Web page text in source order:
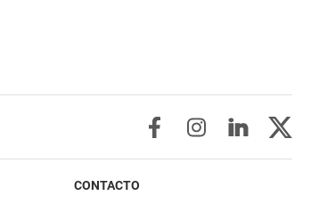
CONTACTO